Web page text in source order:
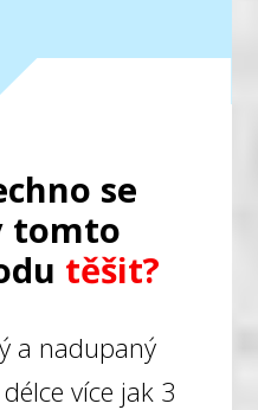
se
tomto
těšit?
a nadupaný
více jak 3